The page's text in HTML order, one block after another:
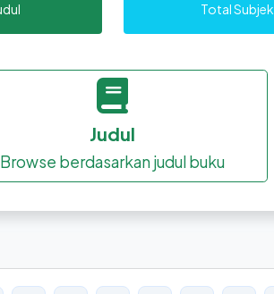
Total Subjek
Judul
Browse berdasarkan judul buku